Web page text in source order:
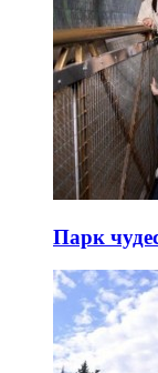
Парк